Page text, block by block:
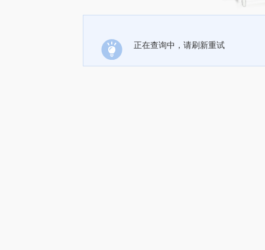
正在查询中，请刷新重试